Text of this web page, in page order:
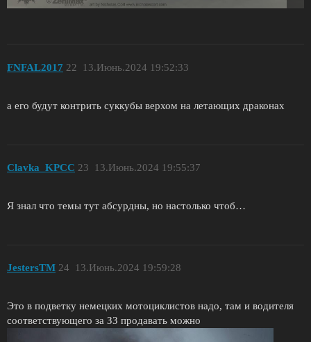
FNFAL2017 13.Июнь.2024 19:52:33
22
а его будут контрить суккубы верхом на летающих драконах
Clavka_KPCC 13.Июнь.2024 19:55:37
23
Я знал что темы тут абсурдны, но настолько чтоб…
JestersTM 13.Июнь.2024 19:59:28
24
Это в подветку немецких мотоциклистов надо, там и водителя
соответствующего за ЗЗ продавать можно